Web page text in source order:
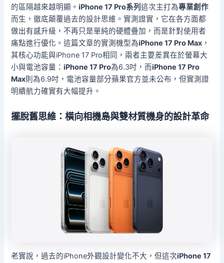
的區隔越來越明顯。iPhone 17 Pro系列這次主打為專業創作
而生，徹底顛覆過去的設計思維。實測證實，它在各方面都
做出有感升級，不再只是單純的硬體疊加，而是針對使用者
痛點進行優化。這篇文章的實測機型為iPhone 17 Pro Max ，
其核心功能與iPhone 17 Pro相同，兩者主要差異在於螢幕大
小與電池容量：iPhone 17 Pro為6.3吋，而iPhone 17 Pro
Max則為6.9吋，電池容量部分蘋果官方並未公布，但實測證
明續航力確實有大幅提升。
擺脫舊思維：橫向相機島與雙材質機身的設計革命
老實說，過去的iPhone外觀設計變化不大，但這次iPhone 17